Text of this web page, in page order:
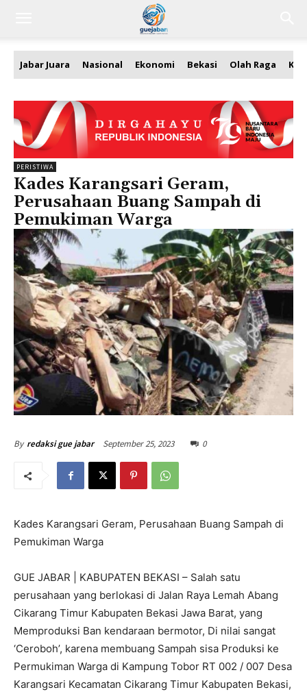
Jabar Juara Nasional Ekonomi Bekasi Olah Raga
PERISTIWA
Kades Karangsari Geram,
Perusahaan Buang Sampah di
Pemukiman Warga
By redaksi gue jabar September 25, 2023 0
Kades Karangsari Geram, Perusahaan Buang Sampah di
Pemukiman Warga
GUE JABAR | KABUPATEN BEKASI – Salah satu
perusahaan yang berlokasi di Jalan Raya Lemah Abang
Cikarang Timur Kabupaten Bekasi Jawa Barat, yang
Memproduksi Ban kendaraan bermotor, Di nilai sangat
‘Ceroboh’, karena membuang Sampah sisa Produksi ke
Permukiman Warga di Kampung Tobor RT 002 / 007 Desa
Karangsari Kecamatan Cikarang Timur Kabupaten Bekasi,